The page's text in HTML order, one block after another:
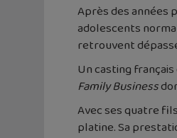
Après des années
adolescents
retrouvent
Un casting
Family Business
Avec ses quatre
platine. Sa